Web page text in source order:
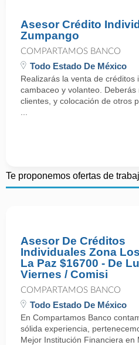
Asesor Crédito
Zumpango
COMPARTAMOS BANCO
Todo Estado De México
Realizarás la venta de créditos
cambaceo y volanteo.
clientes, y colocación de otros
Te proponemos ofertas de
Asesor De Créditos
Individuales Zona
La Paz $16700 - De
Viernes / Comisi
COMPARTAMOS BANCO
Todo Estado De México
En Compartamos Banco
sólida experiencia,
Mejor Institución Financiera en